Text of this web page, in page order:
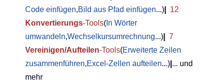
Code einfügen,Bild aus Pfad einfügen...)
12
Konvertierungs-Tools( In Wörter
umwandeln,Wechselkursumrechnung...)
7
Vereinigen/Aufteilen-Tools(Erweiterte Zeilen
zusammenführen,Excel-Zellen aufteilen...) ... und
mehr